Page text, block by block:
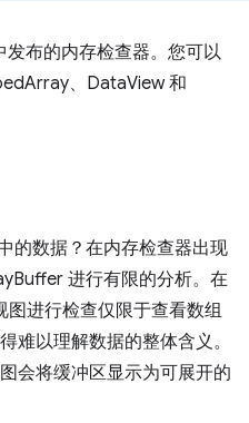
布的内存检查器。您可以
、DataView 和
的数据？在内存检查器出现
进行有限的分析。在
图进行检查仅限于查看数组
难以理解数据的整体含义。
会将缓冲区显示为可展开的